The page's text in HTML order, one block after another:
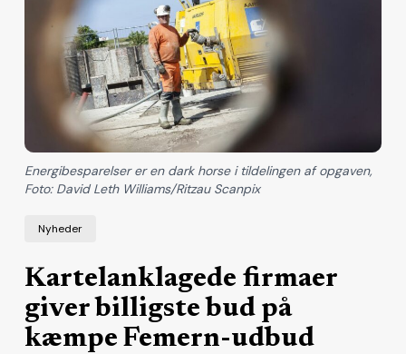
Nyheder
Kartelanklagede firmaer
giver billigste bud på
kæmpe Femern-udbud
Energibesparelser er en dark horse i tildelingen af opgaven,
Foto: David Leth Williams/Ritzau Scanpix